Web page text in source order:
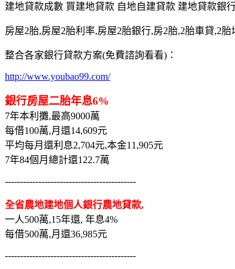
建地貸款成數 買建地貸款 自地自建貸款 建地貸款銀
房屋2胎,房屋2胎利率,房屋2胎銀行,房2胎,2胎車貸,2胎
整合各家銀行貸款方案(免費諮詢看看)：
http://www.youbao99.com/
銀行房屋二胎年息6%
7年本利攤,最高9000萬
每借100萬,月還14,609元
平均每月還利息2,704元,本金11,905元
7年84個月總計還122.7萬
-------------------------------------------
全省農地建地個人銀行農地貸款,
一人500萬,15年還, 年息4%
每借500萬,月還36,985元
-------------------------------------------